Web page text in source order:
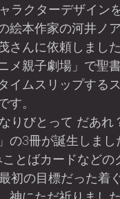
絵本作家の河井ノア
さんに依頼しまし
メ親子劇場」で聖
イムスリップする
す。
の3冊が誕生しま
とばカードなどの